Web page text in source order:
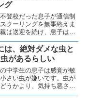
グ
登校だった息子が通信制
クーリングを無事終えま
は送迎を続け、息子は成
れました。通信制高校へ
すし、現在通信制高校は
多様化し選択肢が増えて
と思います。
は、絶対ダメな虫と
があるらしい
中学生の息子は感覚が敏
さい虫が嫌いです。虫が
うかより、気持ち悪さを
るようですが、その基準